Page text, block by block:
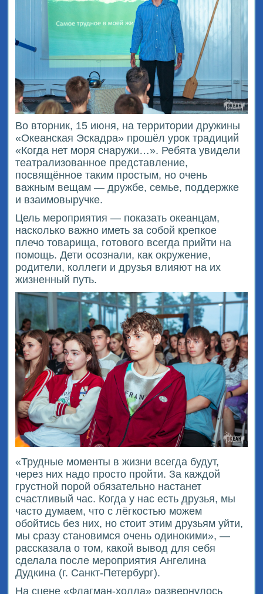
Во вторник, 15 июня, на территории дружины
«Океанская Эскадра» прошёл урок традиций
«Когда нет моря снаружи…». Ребята увидели
театрализованное представление,
посвящённое таким простым, но очень
важным вещам — дружбе, семье, поддержке
и взаимовыручке.
Цель мероприятия — показать океанцам,
насколько важно иметь за собой крепкое
плечо товарища, готового всегда прийти на
помощь. Дети осознали, как окружение,
родители, коллеги и друзья влияют на их
жизненный путь.
«Трудные моменты в жизни всегда будут,
через них надо просто пройти. За каждой
грустной порой обязательно настанет
счастливый час. Когда у нас есть друзья, мы
часто думаем, что с лёгкостью можем
обойтись без них, но стоит этим друзьям уйти,
мы сразу становимся очень одинокими», —
рассказала о том, какой вывод для себя
сделала после мероприятия Ангелина
Дудкина (г. Санкт-Петербург).
На сцене «Флагман-холла» развернулось